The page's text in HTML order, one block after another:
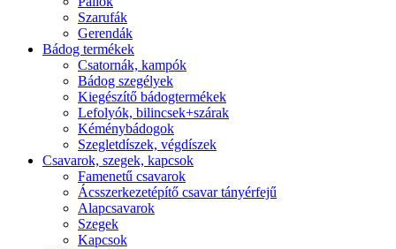
Szarufák
Gerendák
Bádog termékek
Csatornák, kampók
Bádog szegélyek
Kiegészítő bádogtermékek
Lefolyók, bilincsek+szárak
Kéménybádogok
Szegletdíszek, végdíszek
Csavarok, szegek, kapcsok
Famenetű csavarok
Ácsszerkezetépítő csavar tányérfejű
Alapcsavarok
Szegek
Kapcsok